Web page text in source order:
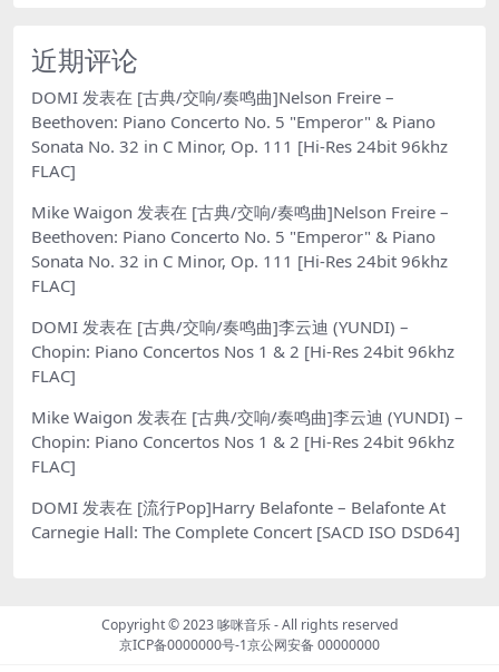
近期评论
DOMI 发表在 [古典/交响/奏鸣曲]Nelson Freire –
Beethoven: Piano Concerto No. 5 "Emperor" & Piano
Sonata No. 32 in C Minor, Op. 111 [Hi-Res 24bit 96khz
FLAC]
Mike Waigon 发表在 [古典/交响/奏鸣曲]Nelson Freire –
Beethoven: Piano Concerto No. 5 "Emperor" & Piano
Sonata No. 32 in C Minor, Op. 111 [Hi-Res 24bit 96khz
FLAC]
DOMI 发表在 [古典/交响/奏鸣曲]李云迪 (YUNDI) –
Chopin: Piano Concertos Nos 1 & 2 [Hi-Res 24bit 96khz
FLAC]
Mike Waigon 发表在 [古典/交响/奏鸣曲]李云迪 (YUNDI) –
Chopin: Piano Concertos Nos 1 & 2 [Hi-Res 24bit 96khz
FLAC]
DOMI 发表在 [流行Pop]Harry Belafonte – Belafonte At
Carnegie Hall: The Complete Concert [SACD ISO DSD64]
Copyright © 2023哆咪音乐- All rights reserved
京ICP备0000000号-1京公网安备 00000000